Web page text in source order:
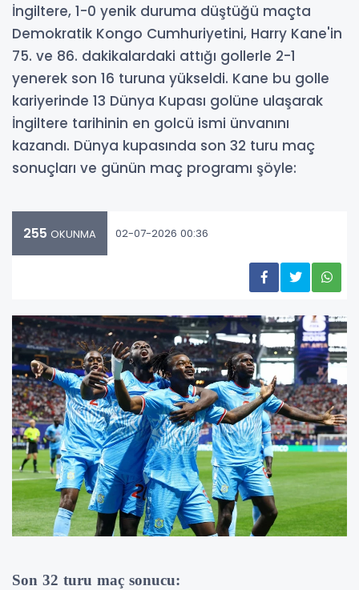
İngiltere, 1-0 yenik duruma düştüğü maçta
Demokratik Kongo Cumhuriyetini, Harry Kane'in
75. ve 86. dakikalardaki attığı gollerle 2-1
yenerek son 16 turuna yükseldi. Kane bu golle
kariyerinde 13 Dünya Kupası golüne ulaşarak
İngiltere tarihinin en golcü ismi ünvanını
kazandı. Dünya kupasında son 32 turu maç
sonuçları ve günün maç programı şöyle:
255 OKUNMA 02-07-2026 00:36
Son 32 turu maç sonucu: